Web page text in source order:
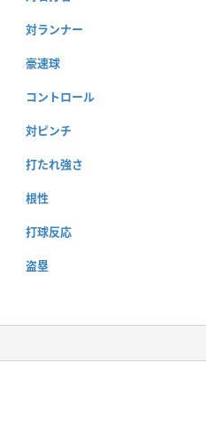
対ランナー
豪速球
コントロール
対ピンチ
打たれ強さ
根性
打球反応
盗塁